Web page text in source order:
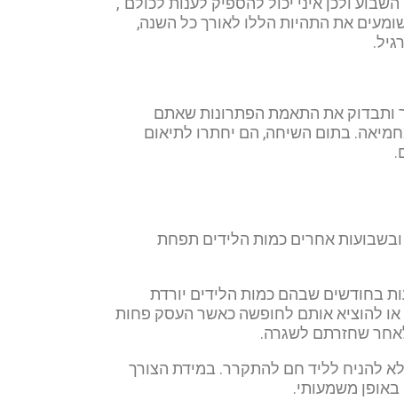
את התהיות הללו לאורך כל השנה,
ותבדוק את התאמת הפתרונות שאתם
בתום השיחה, הם יחתרו לתיאום
ובשבועות אחרים כמות הלידים תפחת
בחודשים שבהם כמות הלידים יורדת
או להוציא אותם לחופשה כאשר העסק פחות
לאחר שחזרתם לשגרה.
להניח לליד חם להתקרר. במידת הצורך
משמעותי.